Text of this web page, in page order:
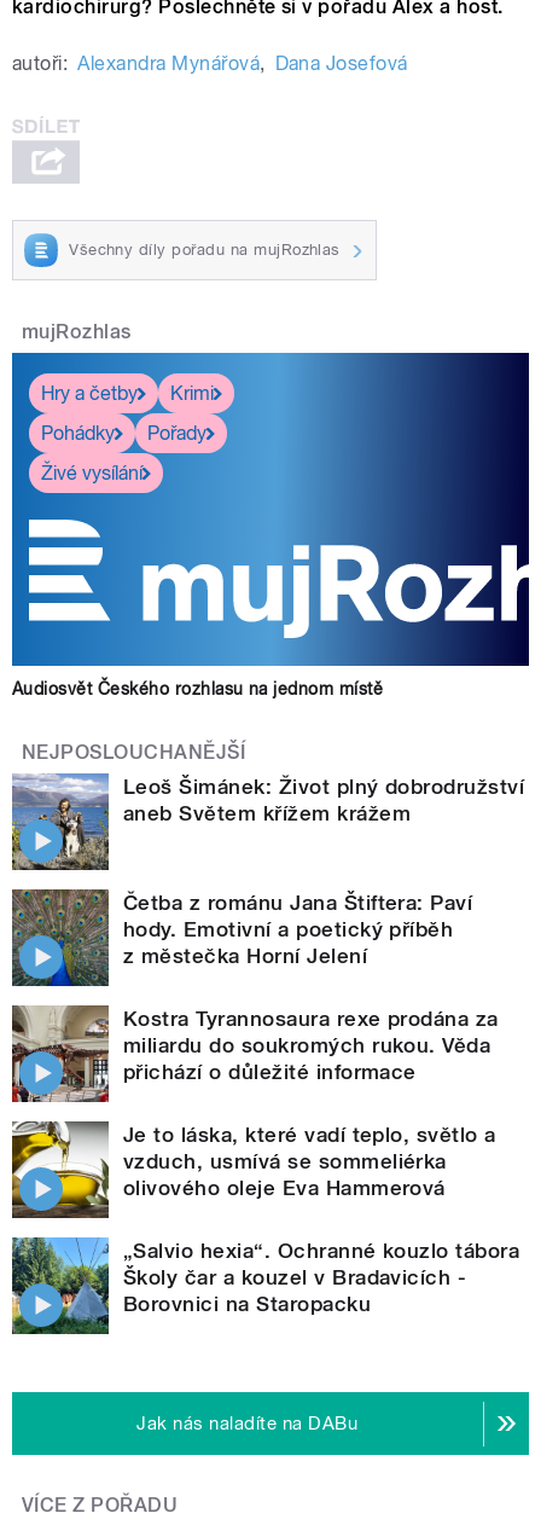
kardiochirurg? Poslechněte si v pořadu Alex a host.
autoři: Alexandra Mynářová, Dana Josefová
Všechny díly pořadu na mujRozhlas
mujRozhlas
Hry a četby
Krimi
Pohádky
Pořady
Živé vysílání
Audiosvět Českého rozhlasu na jednom místě
NEJPOSLOUCHANĚJŠÍ
Leoš Šimánek: Život plný dobrodružství
aneb Světem křížem krážem
Četba z románu Jana Štiftera: Paví
hody. Emotivní a poetický příběh
z městečka Horní Jelení
Kostra Tyrannosaura rexe prodána za
miliardu do soukromých rukou. Věda
přichází o důležité informace
Je to láska, které vadí teplo, světlo a
vzduch, usmívá se sommeliérka
olivového oleje Eva Hammerová
„Salvio hexia“. Ochranné kouzlo tábora
Školy čar a kouzel v Bradavicích -
Borovnici na Staropacku
Jak nás naladíte na DABu
VÍCE Z POŘADU